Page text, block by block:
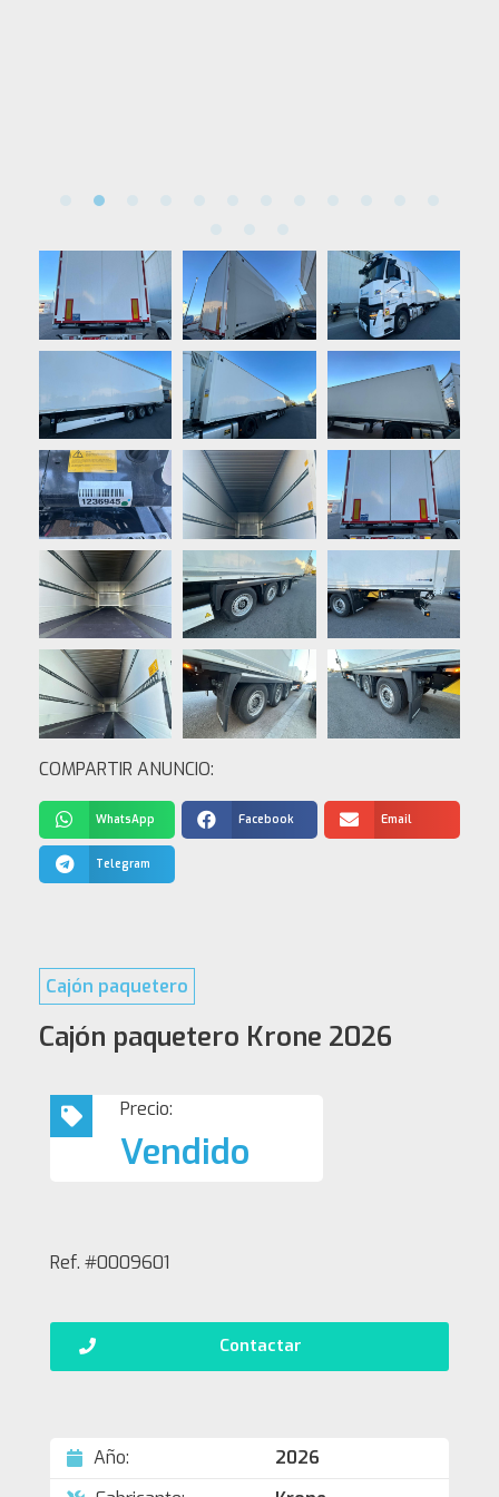
COMPARTIR ANUNCIO:
WhatsApp Facebook Email
Telegram
Cajón paquetero
Cajón paquetero Krone 2026
Precio:
Vendido
Ref. #0009601
Contactar
Año:
2026